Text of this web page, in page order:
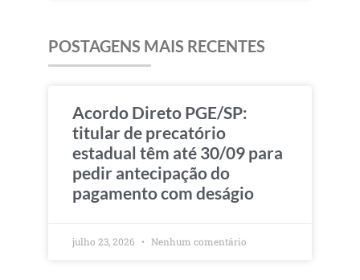
POSTAGENS MAIS RECENTES
Acordo Direto PGE/SP:
titular de precatório
estadual têm até 30/09 para
pedir antecipação do
pagamento com deságio
julho 23, 2026 Nenhum comentário